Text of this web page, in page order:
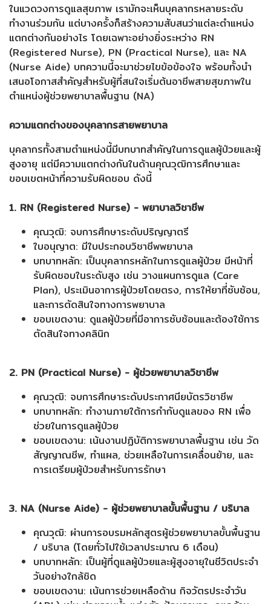
ในแวดวงการดูแลสุขภาพ เรามักจะเห็นบุคลากรหลายระดับ
ทำงานร่วมกัน แต่บางครั้งก็สร้างความสับสนว่าแต่ละตำแหน่ง
แตกต่างกันอย่างไร โดยเฉพาะอย่างยิ่งระหว่าง RN
(Registered Nurse), PN (Practical Nurse), และ NA
(Nurse Aide) บทความนี้จะมาช่วยไขข้อข้องใจ พร้อมทั้งนำ
เสนอโอกาสสำคัญสำหรับผู้ที่สนใจเริ่มต้นอาชีพสายสุขภาพใน
ตำแหน่งผู้ช่วยพยาบาลพื้นฐาน (NA)
ความแตกต่างของบุคลากรสายพยาบาล
บุคลากรทั้งสามตำแหน่งนี้มีบทบาทสำคัญในการดูแลผู้ป่วยและผู้
สูงอายุ แต่มีความแตกต่างกันในด้านคุณวุฒิการศึกษาและ
ขอบเขตหน้าที่ความรับผิดชอบ ดังนี้
1. RN (Registered Nurse) - พยาบาลวิชาชีพ
คุณวุฒิ: จบการศึกษาระดับปริญญาตรี
ใบอนุญาต: มีใบประกอบวิชาชีพพยาบาล
บทบาทหลัก: เป็นบุคลากรหลักในการดูแลผู้ป่วย มีหน้าที่
รับผิดชอบในระดับสูง เช่น วางแผนการดูแล (Care
Plan), ประเมินอาการผู้ป่วยโดยตรง, การให้ยาที่ซับซ้อน,
และการตัดสินใจทางการพยาบาล
ขอบเขตงาน: ดูแลผู้ป่วยที่มีอาการซับซ้อนและต้องใช้การ
ตัดสินใจทางคลินิก
2. PN (Practical Nurse) - ผู้ช่วยพยาบาลวิชาชีพ
คุณวุฒิ: จบการศึกษาระดับประกาศนียบัตรวิชาชีพ
บทบาทหลัก: ทำงานภายใต้การกำกับดูแลของ RN เพื่อ
ช่วยในการดูแลผู้ป่วย
ขอบเขตงาน: เน้นงานปฏิบัติการพยาบาลพื้นฐาน เช่น วัด
สัญญาณชีพ, ทำแผล, ช่วยเหลือในการเคลื่อนย้าย, และ
การเตรียมผู้ป่วยสำหรับการรักษา
3. NA (Nurse Aide) - ผู้ช่วยพยาบาลขั้นพื้นฐาน / บริบาล
คุณวุฒิ: ผ่านการอบรมหลักสูตรผู้ช่วยพยาบาลขั้นพื้นฐาน
/ บริบาล (โดยทั่วไปใช้เวลาประมาณ 6 เดือน)
บทบาทหลัก: เป็นผู้ที่ดูแลผู้ป่วยและผู้สูงอายุในชีวิตประจำ
วันอย่างใกล้ชิด
ขอบเขตงาน: เน้นการช่วยเหลือด้าน กิจวัตรประจำวัน